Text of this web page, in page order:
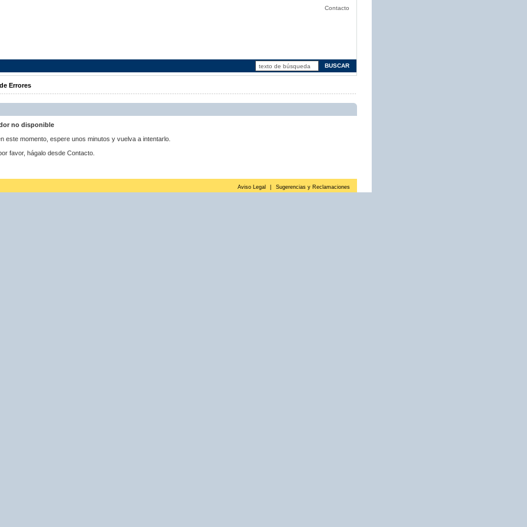
Contacto
Errores
no disponible
este momento, espere unos minutos y vuelva a intentarlo.
favor, hágalo desde Contacto.
Aviso Legal Sugerencias y Reclamaciones